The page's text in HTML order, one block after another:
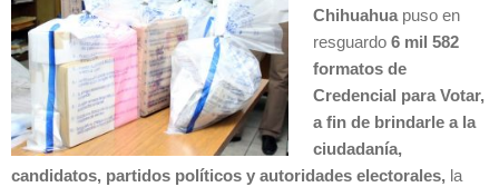
Chihuahua puso en
resguardo 6 mil 582
formatos de
Credencial para Votar,
a fin de brindarle a la
ciudadanía,
candidatos, partidos políticos y autoridades electorales, la